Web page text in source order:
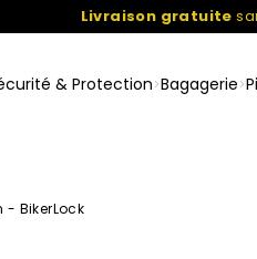
Livraison gratuite
& Protection Bagagerie
- BikerLock